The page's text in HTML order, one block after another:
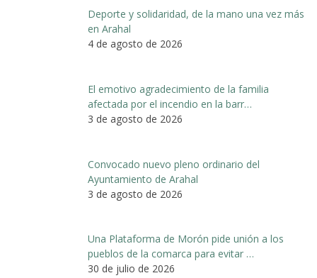
Deporte y solidaridad, de la mano una vez más
en Arahal
4 de agosto de 2026
El emotivo agradecimiento de la familia
afectada por el incendio en la barr…
3 de agosto de 2026
Convocado nuevo pleno ordinario del
Ayuntamiento de Arahal
3 de agosto de 2026
Una Plataforma de Morón pide unión a los
pueblos de la comarca para evitar …
30 de julio de 2026